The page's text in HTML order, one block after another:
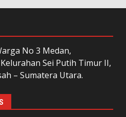
No 3 Medan,
Sei Putih Timur II,
– Sumatera Utara.